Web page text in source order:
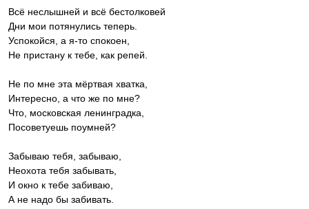
Всё неслышней и всё бестолковей
Дни мои потянулись теперь.
Успокойся, а я-то спокоен,
Не пристану к тебе, как репей.
Не по мне эта мёртвая хватка,
Интересно, а что же по мне?
Что, московская ленинградка,
Посоветуешь поумней?
Забываю тебя, забываю,
Неохота тебя забывать,
И окно к тебе забиваю,
А не надо бы забивать.